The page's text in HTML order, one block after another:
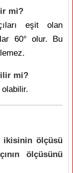
mi?
eşit olan
60° olur. Bu
mi?
ikisinin ölçüsü
ölçüsünü